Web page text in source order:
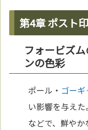
第4章 ポスト
フォービズ
ンの色彩
ポール・ ゴーギ
い影響を与えた。
などで、鮮やか